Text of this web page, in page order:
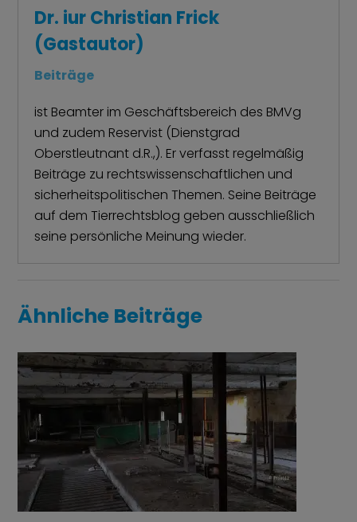
Dr. iur Christian Frick
(Gastautor)
Beiträge
ist Beamter im Geschäftsbereich des BMVg
und zudem Reservist (Dienstgrad
Oberstleutnant d.R.,). Er verfasst regelmäßig
Beiträge zu rechtswissenschaftlichen und
sicherheitspolitischen Themen. Seine Beiträge
auf dem Tierrechtsblog geben ausschließlich
seine persönliche Meinung wieder.
Ähnliche Beiträge